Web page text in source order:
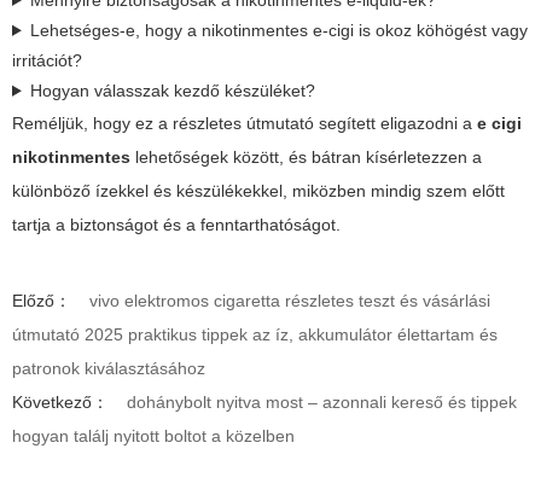
Lehetséges-e, hogy a nikotinmentes e-cigi is okoz köhögést vagy
irritációt?
Hogyan válasszak kezdő készüléket?
Reméljük, hogy ez a részletes útmutató segített eligazodni a e cigi
nikotinmentes lehetőségek között, és bátran kísérletezzen a
különböző ízekkel és készülékekkel, miközben mindig szem előtt
tartja a biztonságot és a fenntarthatóságot.
Előző：
vivo elektromos cigaretta részletes teszt és vásárlási
útmutató 2025 praktikus tippek az íz, akkumulátor élettartam és
patronok kiválasztásához
Következő：
dohánybolt nyitva most – azonnali kereső és tippek
hogyan találj nyitott boltot a közelben